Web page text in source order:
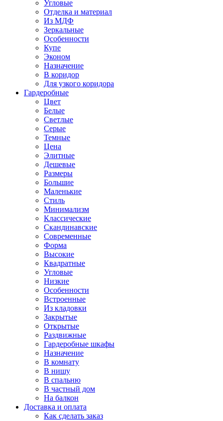
Угловые
Отделка и материал
Из МДФ
Зеркальные
Особенности
Купе
Эконом
Назначение
В коридор
Для узкого коридора
Гардеробные
Цвет
Белые
Светлые
Серые
Темные
Цена
Элитные
Дешевые
Размеры
Большие
Маленькие
Стиль
Минимализм
Классические
Скандинавские
Современные
Форма
Высокие
Квадратные
Угловые
Низкие
Особенности
Встроенные
Из кладовки
Закрытые
Открытые
Раздвижные
Гардеробные шкафы
Назначение
В комнату
В нишу
В спальню
В частный дом
На балкон
Доставка и оплата
Как сделать заказ